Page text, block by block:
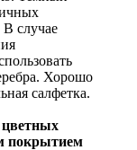
случае
Хорошо
салфетка.
цветных
покрытием